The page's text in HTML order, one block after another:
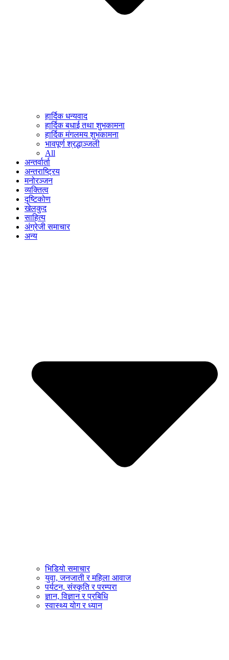
हार्दिक धन्यवाद
हार्दिक बधाई तथा शुभकामना
हार्दिक मंगलमय शुभकामना
भावपूर्ण श्रद्धाञ्जली
All
अन्तर्वार्ता
अन्तराष्ट्रिय
मनोरञ्जन
व्यक्तित्व
दृष्टिकोण
खेलकुद
साहित्य
अंग्रेजी समाचार
अन्य
भिडियो समाचार
युवा, जनजाती र महिला आवाज
पर्यटन, संस्कृति र परम्परा
ज्ञान, विज्ञान र प्रबिधि
स्वास्थ्य योग र ध्यान